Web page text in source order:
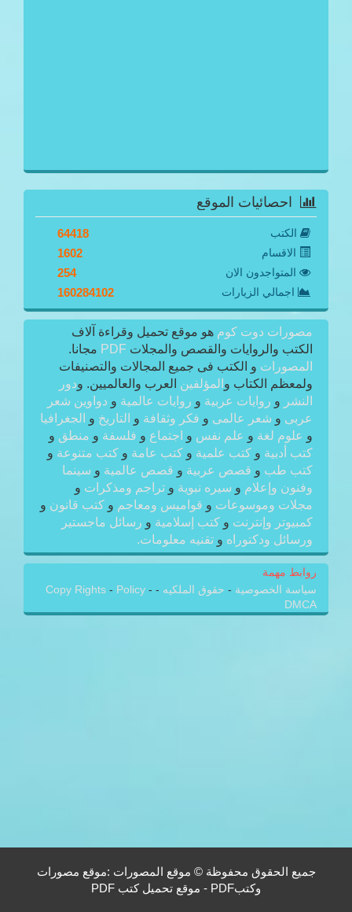
احصائيات الموقع
الكتب 64418
الاقسام 1602
المتواجدون الان 254
اجمالي الزيارات 160284102
مصورات دوت كوم هو موقع تحميل وقراءة آلاف
الكتب والروايات والقصص والمجلات PDF مجانا.
المصورات و الكتب فى جميع المجالات والتصنيفات
ولمعظم الكتاب و المؤلفين العرب والعالميين. ودور
النشر و روايات عربية و روايات عالمية و دواوين شعر
عربى و شعر عالمى و فكر وثقافة و التاريخ و الجغرافيا
و علوم لغة و علم نفس و اجتماع و فلسفة و منطق و
كتب أدبية و كتب علمية و كتب عامة و كتب متنوعة و
كتب طب و قصص عربية و قصص عالمية و سينما
وفنون وإعلام و سيره نبوية و تراجم ومذكرات و
مجلات وموسوعات و قواميس ومعاجم و كتب قانون و
كمبيوتر وإنترنت و كتب إسلامية و رسائل ماجستير
ورسائل ودكتوراه و تقنيه معلومات.
روابط مهمة
سياسة الخصوصية - حقوق الملكيه -
Copy Rights - Policy -
DMCA
جميع الحقوق محفوظة © موقع المصورات :موقع مصورات
وكتبPDF - موقع تحميل كتب PDF